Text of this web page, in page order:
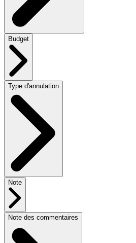
Budget
Type d'annulation
Note
Note des commentaires